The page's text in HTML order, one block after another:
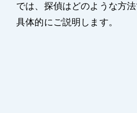
では、探偵はどのような方
具体的にご説明します。